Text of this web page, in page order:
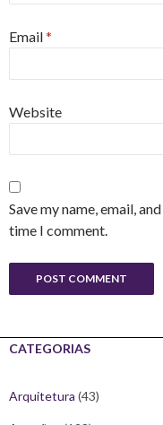
Email*
Website
Save my name, email,
time I comment.
CATEGORIAS
Arquitetura (43)